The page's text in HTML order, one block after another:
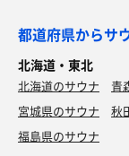
都道府県からサ
北海道・東北
北海道のサウナ 青
宮城県のサウナ
秋
福島県のサウナ